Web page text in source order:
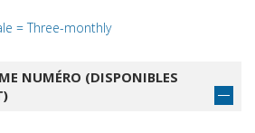
= Three-monthly
NUMÉRO (DISPONIBLES